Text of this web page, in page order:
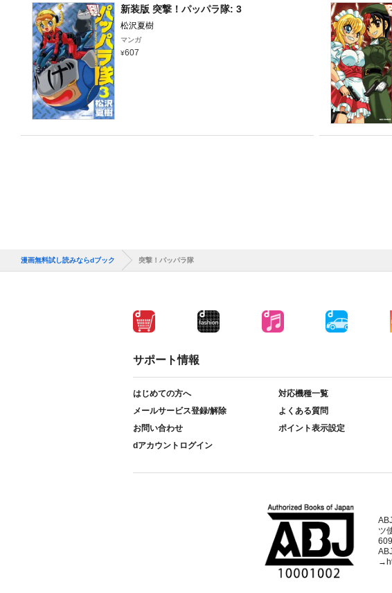
新装版 突撃！パッパラ隊: 3
松沢夏樹
マンガ
607
漫画無料試し読みならdブック 突撃！パッパラ隊
サポート情報
はじめての方へ
対応機種一覧
メールサービス登録/解除
よくある質問
お問い合わせ
ポイント表示設定
dアカウントログイン
ツ
→